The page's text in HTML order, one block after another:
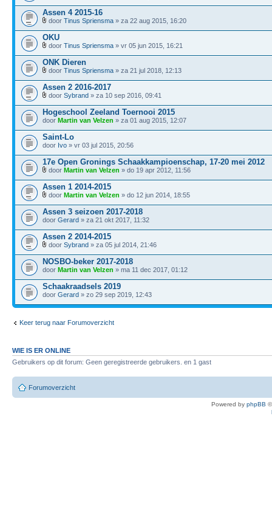
Assen 4 2015-16
door Tinus Spriensma » za 22 aug 2015, 16:20
OKU
door Tinus Spriensma » vr 05 jun 2015, 16:21
ONK Dieren
door Tinus Spriensma » za 21 jul 2018, 12:13
Assen 2 2016-2017
door Sybrand » za 10 sep 2016, 09:41
Hogeschool Zeeland Toernooi 2015
door Martin van Velzen » za 01 aug 2015, 12:07
Saint-Lo
door Ivo » vr 03 jul 2015, 20:56
17e Open Gronings Schaakkampioenschap, 17-20 mei 2012
door Martin van Velzen » do 19 apr 2012, 11:56
Assen 1 2014-2015
door Martin van Velzen » do 12 jun 2014, 18:55
Assen 3 seizoen 2017-2018
door Gerard » za 21 okt 2017, 11:32
Assen 2 2014-2015
door Sybrand » za 05 jul 2014, 21:46
NOSBO-beker 2017-2018
door Martin van Velzen » ma 11 dec 2017, 01:12
Schaakraadsels 2019
door Gerard » zo 29 sep 2019, 12:43
Keer terug naar Forumoverzicht
WIE IS ER ONLINE
Gebruikers op dit forum: Geen geregistreerde gebruikers. en 1 gast
Forumoverzicht
Powered by phpBB